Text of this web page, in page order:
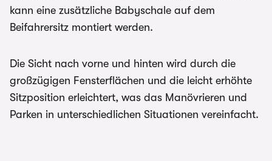
kann eine zusätzliche Babyschale auf dem
Beifahrersitz montiert werden.
Die Sicht nach vorne und hinten wird durch die
großzügigen Fensterflächen und die leicht erhöhte
Sitzposition erleichtert, was das Manövrieren und
Parken in unterschiedlichen Situationen vereinfacht.